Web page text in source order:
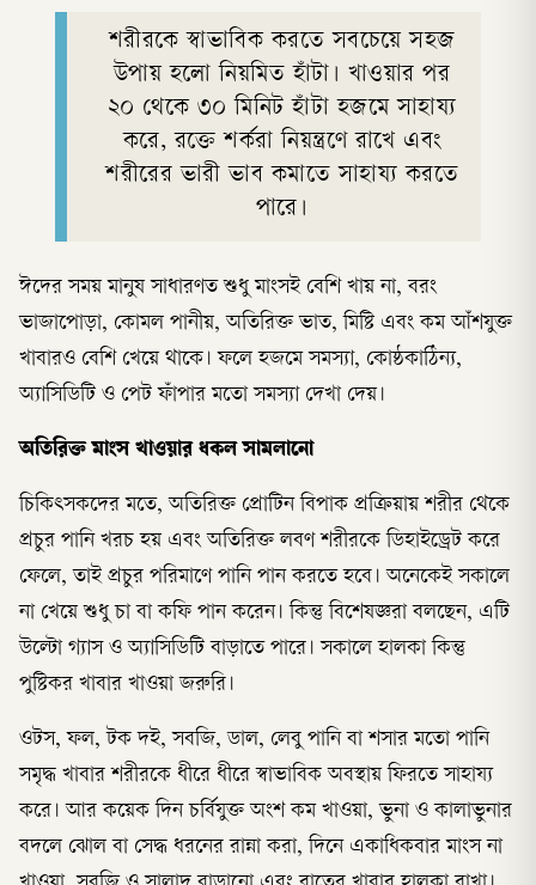
শরীরকে স্বাভাবিক করতে সবচেয়ে সহজ
উপায় হলো নিয়মিত হাঁটা। খাওয়ার পর
২০ থেকে ৩০ মিনিট হাঁটা হজমে সাহায্য
করে, রক্তে শর্করা নিয়ন্ত্রণে রাখে এবং
শরীরের ভারী ভাব কমাতে সাহায্য করতে
পারে।
ঈদের সময় মানুষ সাধারণত শুধু মাংসই বেশি খায় না, বরং
ভাজাপোড়া, কোমল পানীয়, অতিরিক্ত ভাত, মিষ্টি এবং কম আঁশযুক্ত
খাবারও বেশি খেয়ে থাকে। ফলে হজমে সমস্যা, কোষ্ঠকাঠিন্য,
অ্যাসিডিটি ও পেট ফাঁপার মতো সমস্যা দেখা দেয়।
অতিরিক্ত মাংস খাওয়ার ধকল সামলানো
চিকিৎসকদের মতে, অতিরিক্ত প্রোটিন বিপাক প্রক্রিয়ায় শরীর থেকে
প্রচুর পানি খরচ হয় এবং অতিরিক্ত লবণ শরীরকে ডিহাইড্রেট করে
ফেলে, তাই প্রচুর পরিমাণে পানি পান করতে হবে। অনেকেই সকালে
না খেয়ে শুধু চা বা কফি পান করেন। কিন্তু বিশেষজ্ঞরা বলছেন, এটি
উল্টো গ্যাস ও অ্যাসিডিটি বাড়াতে পারে। সকালে হালকা কিন্তু
পুষ্টিকর খাবার খাওয়া জরুরি।
ওটস, ফল, টক দই, সবজি, ডাল, লেবু পানি বা শসার মতো পানি
সমৃদ্ধ খাবার শরীরকে ধীরে ধীরে স্বাভাবিক অবস্থায় ফিরতে সাহায্য
করে। আর কয়েক দিন চর্বিযুক্ত অংশ কম খাওয়া, ভুনা ও কালাভুনার
বদলে ঝোল বা সেদ্ধ ধরনের রান্না করা, দিনে একাধিকবার মাংস না